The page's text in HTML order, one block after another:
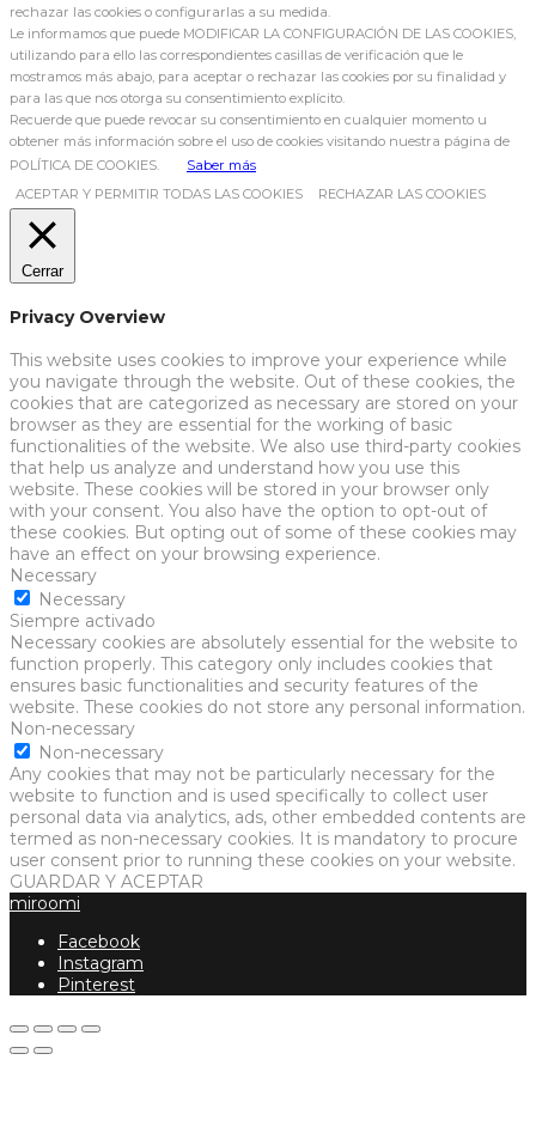
rechazar las cookies o configurarlas a su medida.
Le informamos que puede MODIFICAR LA CONFIGURACIÓN DE LAS COOKIES,
utilizando para ello las correspondientes casillas de verificación que le
mostramos más abajo, para aceptar o rechazar las cookies por su finalidad y
para las que nos otorga su consentimiento explícito.
Recuerde que puede revocar su consentimiento en cualquier momento u
obtener más información sobre el uso de cookies visitando nuestra página de
POLÍTICA DE COOKIES.
Saber más
ACEPTAR Y PERMITIR TODAS LAS COOKIES
RECHAZAR LAS COOKIES
Cerrar
Privacy Overview
This website uses cookies to improve your experience while
you navigate through the website. Out of these cookies, the
cookies that are categorized as necessary are stored on your
browser as they are essential for the working of basic
functionalities of the website. We also use third-party cookies
that help us analyze and understand how you use this
website. These cookies will be stored in your browser only
with your consent. You also have the option to opt-out of
these cookies. But opting out of some of these cookies may
have an effect on your browsing experience.
Necessary
Necessary
Siempre activado
Necessary cookies are absolutely essential for the website to
function properly. This category only includes cookies that
ensures basic functionalities and security features of the
website. These cookies do not store any personal information.
Non-necessary
Non-necessary
Any cookies that may not be particularly necessary for the
website to function and is used specifically to collect user
personal data via analytics, ads, other embedded contents are
termed as non-necessary cookies. It is mandatory to procure
user consent prior to running these cookies on your website.
GUARDAR Y ACEPTAR
miroomi
Facebook
Instagram
Pinterest